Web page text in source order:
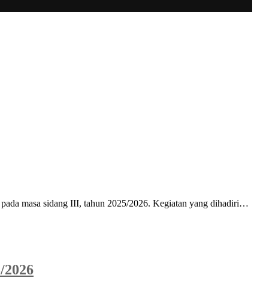
masa sidang III, tahun 2025/2026. Kegiatan yang dihadiri…